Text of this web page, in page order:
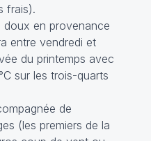
frais).
doux en provenance
entre vendredi et
du printemps avec
sur les trois-quarts
de
(les premiers de la